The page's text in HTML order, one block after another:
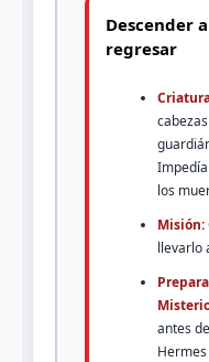
Descender
regresar
los
Misión:
llevarlo
antes